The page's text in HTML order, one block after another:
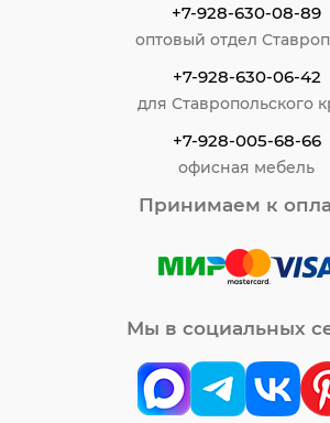
+7-928-630-08-89
оптовый отдел
+7-928-630-06-42
для Ставропольского
+7-928-005-68-66
офисная мебель
Принимаем к
Мы в социальных